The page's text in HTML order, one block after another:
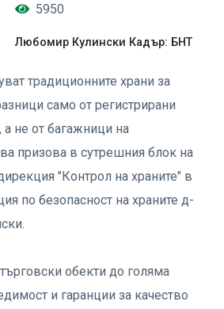
5950
Любомир Кулински Кадър: БНТ
традиционните храни за
само от регистрирани
а не от багажници на
призова в сутрешния блок на
"Контрол на храните" в
по безопасност на храните д-
обекти до голяма
и гаранции за качество